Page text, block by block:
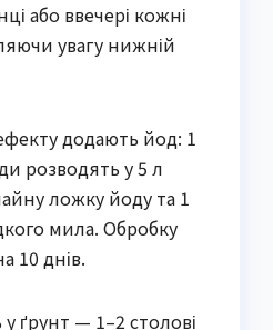
або ввечері кожні
увагу нижній
додають йод: 1
розводять у 5 л
ложку йоду та 1
мила. Обробку
10 днів.
ґрунт — 1–2 столові